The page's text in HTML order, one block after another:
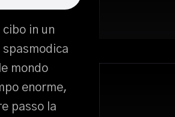
in un
mondo
enorme,
passo la